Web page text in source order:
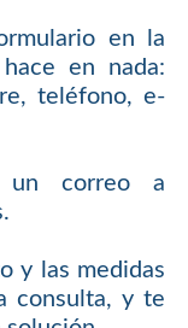
en la
en nada:
teléfono, e-
correo a
y las medidas
consulta, y te